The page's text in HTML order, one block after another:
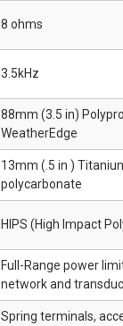
8 ohms
3.5kHz
88mm (3.5 in)
WeatherEdge
13mm (.5 in )
polycarbonate
HIPS (High Impact
Full-Range power
network and
Spring terminals,